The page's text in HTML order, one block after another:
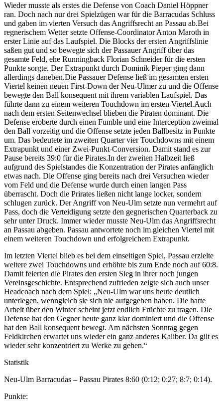
Wieder musste als erstes die Defense von Coach Daniel Höppner
ran. Doch nach nur drei Spielzügen war für die Barracudas Schluss
und gaben im vierten Versuch das Angriffsrecht an Passau ab.Bei
regnerischem Wetter setzte Offense-Coordinator Anton Maroth in
erster Linie auf das Laufspiel. Die Blocks der ersten Angriffslinie
saßen gut und so bewegte sich der Passauer Angriff über das
gesamte Feld, ehe Runningback Florian Schneider für die ersten
Punkte sorgte. Der Extrapunkt durch Dominik Pieper ging dann
allerdings daneben.Die Passauer Defense ließ im gesamten ersten
Viertel keinen neuen First-Down der Neu-Ulmer zu und die Offense
bewegte den Ball konsequent mit ihrem variablen Laufspiel. Das
führte dann zu einem weiteren Touchdown im ersten Viertel.Auch
nach dem ersten Seitenwechsel blieben die Piraten dominant. Die
Defense eroberte durch einen Fumble und eine Interception zweimal
den Ball vorzeitig und die Offense setzte jeden Ballbesitz in Punkte
um. Das bedeutete im zweiten Quarter vier Touchdowns mit einem
Extrapunkt und einer Zwei-Punkt-Conversion. Damit stand es zur
Pause bereits 39:0 für die Pirates.In der zweiten Halbzeit ließ
aufgrund des Spielstandes die Konzentration der Pirates anfänglich
etwas nach. Die Offense ging bereits nach drei Versuchen wieder
vom Feld und die Defense wurde durch einen langen Pass
überrascht. Doch die Prirates ließen nicht lange locker, sondern
schlugen zurück. Der Angriff von Neu-Ulm setzte nun vermehrt auf
Pass, doch die Verteidigung setzte den gegnerischen Quarterback zu
sehr unter Druck. Immer wieder musste Neu-Ulm das Angriffsrecht
an Passau abgeben. Passau antwortete noch im gleichen Viertel mit
einem weiteren Touchdown und erfolgreichem Extrapunkt.
Im letzten Viertel blieb es bei dem einseitigen Spiel, Passau erzielte
weitere zwei Touchdowns und erhöhte bis zum Ende noch auf 60:8.
Damit feierten die Pirates den ersten Sieg in ihrer noch jungen
Vereinsgeschichte. Entsprechend zufrieden zeigte sich auch unser
Headcoach nach dem Spiel: „Neu-Ulm war uns heute deutlich
unterlegen, wenngleich sie sich nie aufgegeben haben. Die harte
Arbeit über den Winter scheint jetzt endlich Früchte zu tragen. Die
Defense hat den Gegner heute ganz klar dominiert und die Offense
hat den Ball konsequent bewegt. Am nächsten Sonntag gegen
Feldkirchen erwartet uns wieder ein ganz anderes Kaliber. Da gilt es
wieder sehr konzentriert zu Werke zu gehen.“
Statistik
Neu-Ulm Barracudas – Passau Pirates 8:60 (0:12; 0:27; 8:7; 0:14).
Punkte: